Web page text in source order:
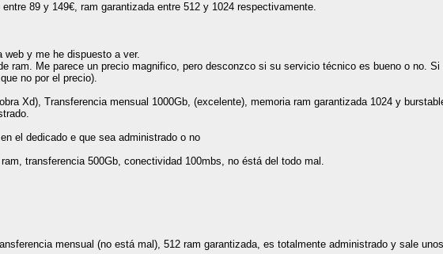
89 y 149€, ram garantizada entre 512 y 1024 respectivamente.
web y me he dispuesto a ver.
ram. Me parece un precio magnifico, pero desconzco si su servicio técnico es bueno o no.
no por el precio).
Xd), Transferencia mensual 1000Gb, (excelente), memoria ram garantizada 1024 y
el dedicado e que sea administrado o no
transferencia 500Gb, conectividad 100mbs, no éstá del todo mal.
mensual (no está mal), 512 ram garantizada, es totalmente administrado y sale